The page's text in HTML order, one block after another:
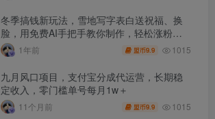
冬季搞钱新玩法，雪地写字表白送祝福、换
脸，用免费AI手把手教你制作，轻松涨粉
3.5w，接单到手软
1年前 盟币9.9 1015
九月风口项目，支付宝分成代运营，长期稳
定收入，零门槛单号每月1w＋
11个月前 盟币9.9 1015